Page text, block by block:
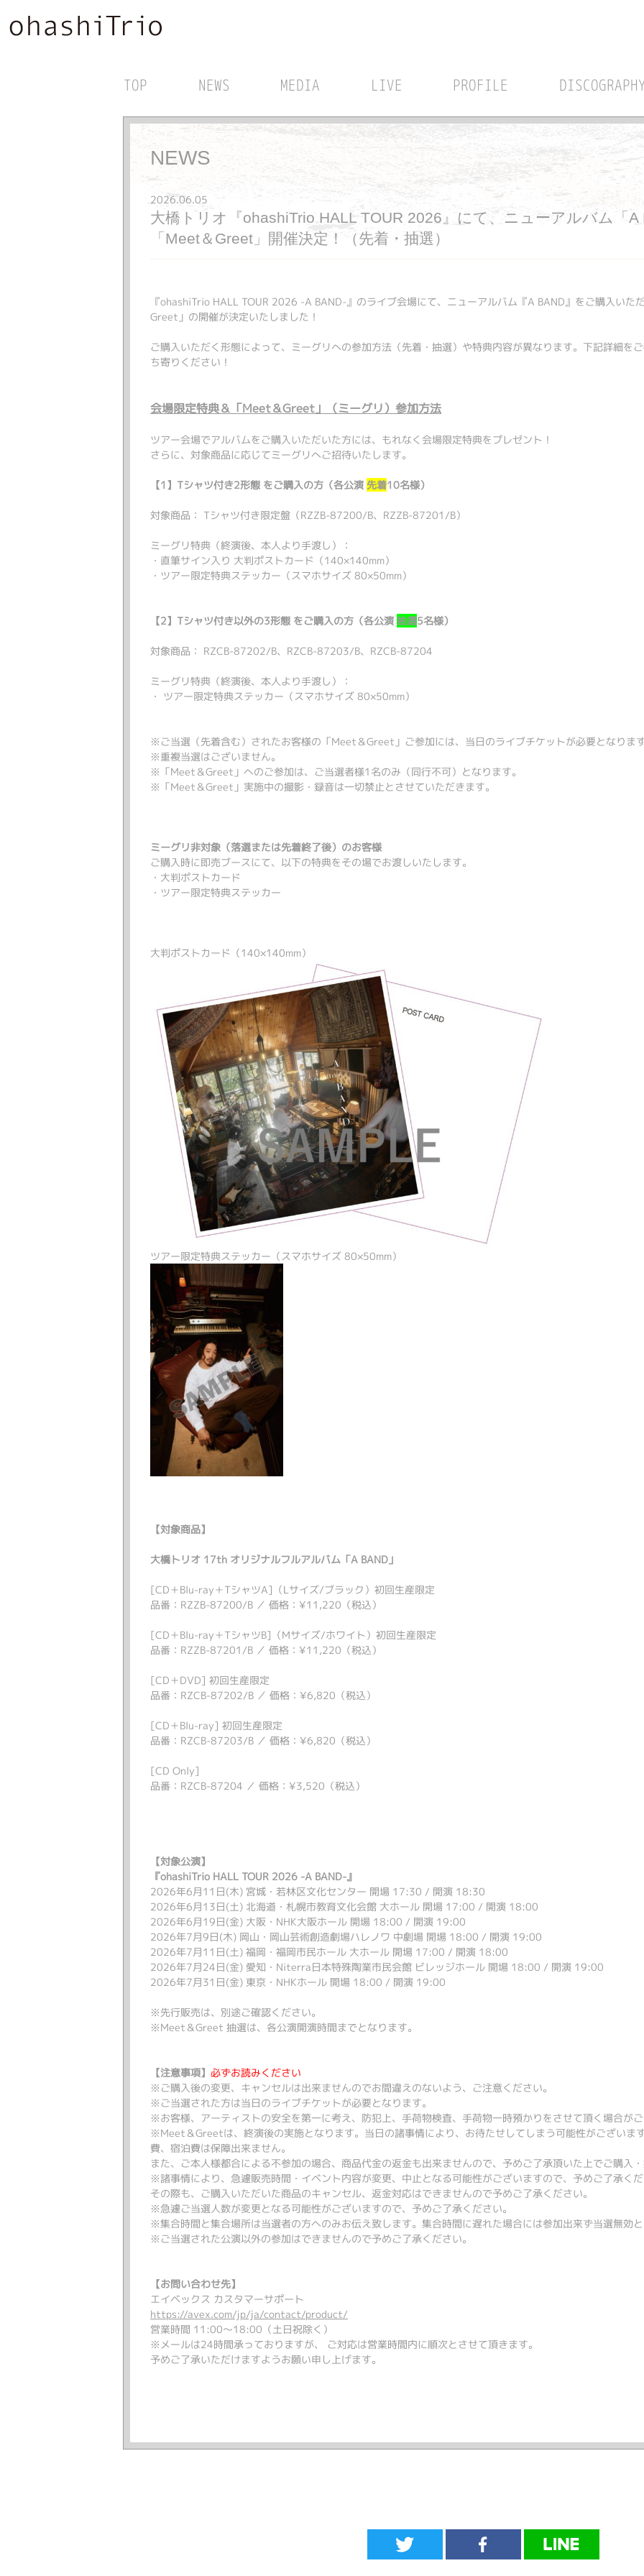
TOP NEWS MEDIA LIVE PROFILE
NEWS
2026.06.05
大橋トリオ『ohashiTrio HALL TOUR 2026』にて、ニューアルバム「A
「Meet＆Greet」開催決定！（先着・抽選）
『ohashiTrio HALL TOUR 2026 -A BAND-』のライブ会場にて、ニューアルバム『A BAND』をご購入いた
Greet」の開催が決定いたしました！
ご購入いただく形態によって、ミーグリへの参加方法（先着・抽選）や特典内容が異なります。下記詳細を
ち寄りください！
会場限定特典＆「Meet＆Greet」（ミーグリ）参加方法
ツアー会場でアルバムをご購入いただいた方には、もれなく会場限定特典をプレゼント！
さらに、対象商品に応じてミーグリへご招待いたします。
【1】Tシャツ付き2形態 をご購入の方（各公演 先着10名様）
対象商品： Tシャツ付き限定盤（RZZB-87200/B、RZZB-87201/B）
ミーグリ特典（終演後、本人より手渡し）：
・直筆サイン入り 大判ポストカード（140×140mm）
・ツアー限定特典ステッカー（スマホサイズ 80×50mm）
【2】Tシャツ付き以外の3形態 をご購入の方（各公演 抽選5名様）
対象商品： RZCB-87202/B、RZCB-87203/B、RZCB-87204
ミーグリ特典（終演後、本人より手渡し）：
・ ツアー限定特典ステッカー（スマホサイズ 80×50mm）
※ご当選（先着含む）されたお客様の「Meet＆Greet」ご参加には、当日のライブチケットが必要となりま
※重複当選はございません。
※「Meet＆Greet」へのご参加は、ご当選者様1名のみ（同行不可）となります。
※「Meet＆Greet」実施中の撮影・録音は一切禁止とさせていただきます。
ミーグリ非対象（落選または先着終了後）のお客様
ご購入時に即売ブースにて、以下の特典をその場でお渡しいたします。
・大判ポストカード
・ツアー限定特典ステッカー
大判ポストカード（140×140mm）
ツアー限定特典ステッカー（スマホサイズ 80×50mm）
【対象商品】
大橋トリオ 17th オリジナルフルアルバム「A BAND」
[CD＋Blu-ray＋TシャツA]（Lサイズ/ブラック）初回生産限定
品番：RZZB-87200/B ／ 価格：¥11,220（税込）
[CD＋Blu-ray＋TシャツB]（Mサイズ/ホワイト）初回生産限定
品番：RZZB-87201/B ／ 価格：¥11,220（税込）
[CD＋DVD] 初回生産限定
品番：RZCB-87202/B ／ 価格：¥6,820（税込）
[CD＋Blu-ray] 初回生産限定
品番：RZCB-87203/B ／ 価格：¥6,820（税込）
[CD Only]
品番：RZCB-87204 ／ 価格：¥3,520（税込）
【対象公演】
『ohashiTrio HALL TOUR 2026 -A BAND-』
2026年6月11日(木) 宮城・若林区文化センター 開場 17:30 / 開演 18:30
2026年6月13日(土) 北海道・札幌市教育文化会館 大ホール 開場 17:00 / 開演 18:00
2026年6月19日(金) 大阪・NHK大阪ホール 開場 18:00 / 開演 19:00
2026年7月9日(木) 岡山・岡山芸術創造劇場ハレノワ 中劇場 開場 18:00 / 開演 19:00
2026年7月11日(土) 福岡・福岡市民ホール 大ホール 開場 17:00 / 開演 18:00
2026年7月24日(金) 愛知・Niterra日本特殊陶業市民会館 ビレッジホール 開場 18:00 / 開演 19:00
2026年7月31日(金) 東京・NHKホール 開場 18:00 / 開演 19:00
※先行販売は、別途ご確認ください。
※Meet＆Greet 抽選は、各公演開演時間までとなります。
【注意事項】 必ずお読みください
※ご購入後の変更、キャンセルは出来ませんのでお間違えのないよう、ご注意ください。
※ご当選された方は当日のライブチケットが必要となります。
※お客様、アーティストの安全を第一に考え、防犯上、手荷物検査、手荷物一時預かりをさせて頂く場合が
※Meet＆Greetは、終演後の実施となります。当日の諸事情により、お待たせしてしまう可能性がございま
費、宿泊費は保障出来ません。
また、ご本人様都合による不参加の場合、商品代金の返金も出来ませんので、予めご了承頂いた上でご購入
※諸事情により、急遽販売時間・イベント内容が変更、中止となる可能性がございますので、予めご了承く
その際も、ご購入いただいた商品のキャンセル、返金対応はできませんので予めご了承ください。
※急遽ご当選人数が変更となる可能性がございますので、予めご了承ください。
※集合時間と集合場所は当選者の方へのみお伝え致します。集合時間に遅れた場合には参加出来ず当選無効
※ご当選された公演以外の参加はできませんので予めご了承ください。
【お問い合わせ先】
エイベックス カスタマーサポート
https://avex.com/jp/ja/contact/product/
営業時間 11:00～18:00（土日祝除く）
※メールは24時間承っておりますが、 ご対応は営業時間内に順次とさせて頂きます。
予めご了承いただけますようお願い申し上げます。